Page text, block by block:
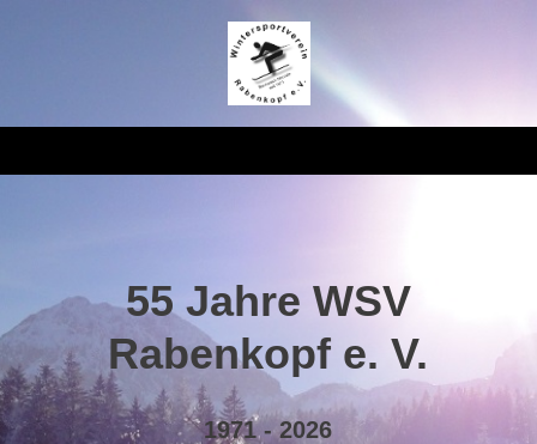
55 Jahre WSV
Rabenkopf e. V.
1971 - 2026